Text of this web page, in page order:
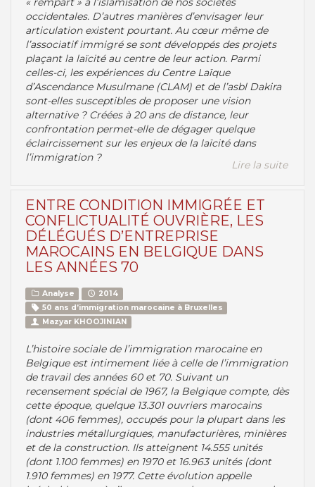
occidentales. D’autres manières d’envisager leur
articulation existent pourtant. Au cœur même de
l’associatif immigré se sont développés des projets
plaçant la laïcité au centre de leur action. Parmi
celles-ci, les expériences du Centre Laïque
d’Ascendance Musulmane (CLAM) et de l’asbl Dakira
sont-elles susceptibles de proposer une vision
alternative ? Créées à 20 ans de distance, leur
confrontation permet-elle de dégager quelque
éclaircissement sur les enjeux de la laïcité dans
l’immigration ?
Lire la suite
ENTRE CONDITION IMMIGRÉE ET
CONFLICTUALITÉ OUVRIÈRE, LES
DÉLÉGUÉS D’ENTREPRISE
MAROCAINS EN BELGIQUE DANS
LES ANNÉES 70
Analyse
2014
50 ans d’immigration marocaine à Bruxelles
Mazyar KHOOJINIAN
L’histoire sociale de l’immigration marocaine en
Belgique est intimement liée à celle de l’immigration
de travail des années 60 et 70. Suivant un
recensement spécial de 1967, la Belgique compte, dès
cette époque, quelque 13.301 ouvriers marocains
(dont 406 femmes), occupés pour la plupart dans les
industries métallurgiques, manufacturières, minières
et de la construction. Ils atteignent 14.555 unités
(dont 1.100 femmes) en 1970 et 16.963 unités (dont
1.910 femmes) en 1977. Cette évolution appelle